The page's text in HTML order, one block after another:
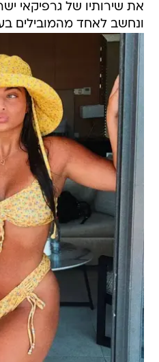
את שירותיו של גרפיקאי
ונחשב לאחד מהמובילים